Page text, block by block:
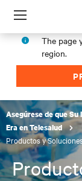
Menu
The page
region.
Asegúrese de que
Era en Telesalud
Productos y